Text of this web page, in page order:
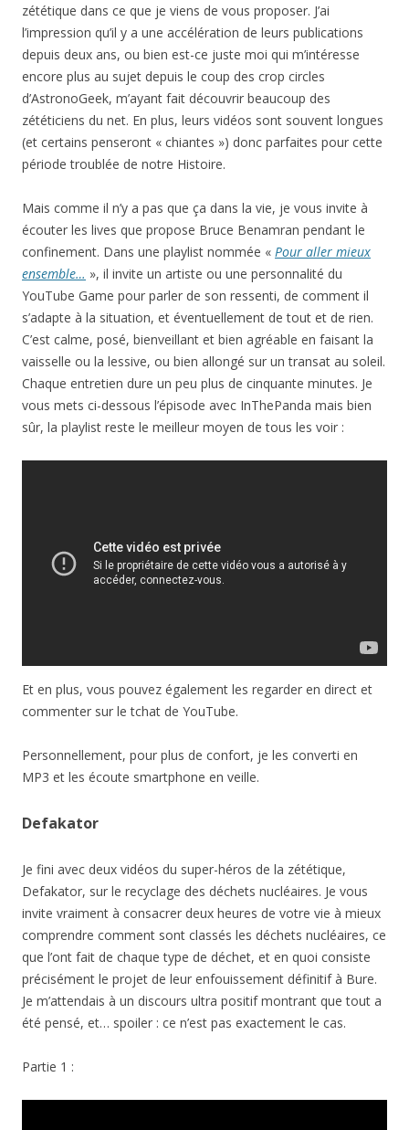
zététique dans ce que je viens de vous proposer. J’ai
l’impression qu’il y a une accélération de leurs publications
depuis deux ans, ou bien est-ce juste moi qui m’intéresse
encore plus au sujet depuis le coup des crop circles
d’AstronoGeek, m’ayant fait découvrir beaucoup des
zététiciens du net. En plus, leurs vidéos sont souvent longues
(et certains penseront « chiantes ») donc parfaites pour cette
période troublée de notre Histoire.
Mais comme il n’y a pas que ça dans la vie, je vous invite à
écouter les lives que propose Bruce Benamran pendant le
confinement. Dans une playlist nommée « Pour aller mieux
ensemble… », il invite un artiste ou une personnalité du
YouTube Game pour parler de son ressenti, de comment il
s’adapte à la situation, et éventuellement de tout et de rien.
C’est calme, posé, bienveillant et bien agréable en faisant la
vaisselle ou la lessive, ou bien allongé sur un transat au soleil.
Chaque entretien dure un peu plus de cinquante minutes. Je
vous mets ci-dessous l’épisode avec InThePanda mais bien
sûr, la playlist reste le meilleur moyen de tous les voir :
Et en plus, vous pouvez également les regarder en direct et
commenter sur le tchat de YouTube.
Personnellement, pour plus de confort, je les converti en
MP3 et les écoute smartphone en veille.
Defakator
Je fini avec deux vidéos du super-héros de la zététique,
Defakator, sur le recyclage des déchets nucléaires. Je vous
invite vraiment à consacrer deux heures de votre vie à mieux
comprendre comment sont classés les déchets nucléaires, ce
que l’ont fait de chaque type de déchet, et en quoi consiste
précisément le projet de leur enfouissement définitif à Bure.
Je m’attendais à un discours ultra positif montrant que tout a
été pensé, et… spoiler : ce n’est pas exactement le cas.
Partie 1 :